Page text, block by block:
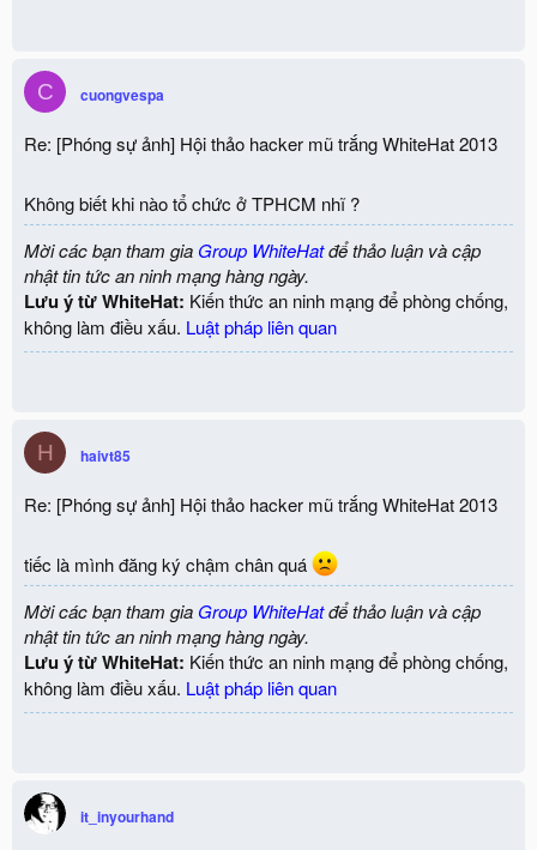
C cuongvespa
Re: [Phóng sự ảnh] Hội thảo hacker mũ trắng WhiteHat 2013
Không biết khi nào tổ chức ở TPHCM nhĩ ?
Mời các bạn tham gia Group WhiteHatđể thảo luận và cập
nhật tin tức an ninh mạng hàng ngày.
Lưu ý từ WhiteHat: Kiến thức an ninh mạng để phòng chống,
không làm điều xấu. Luật pháp liên quan
H haivt85
Re: [Phóng sự ảnh] Hội thảo hacker mũ trắng WhiteHat 2013
tiếc là mình đăng ký chậm chân quá
Mời các bạn tham gia Group WhiteHatđể thảo luận và cập
nhật tin tức an ninh mạng hàng ngày.
Lưu ý từ WhiteHat: Kiến thức an ninh mạng để phòng chống,
không làm điều xấu. Luật pháp liên quan
it_inyourhand